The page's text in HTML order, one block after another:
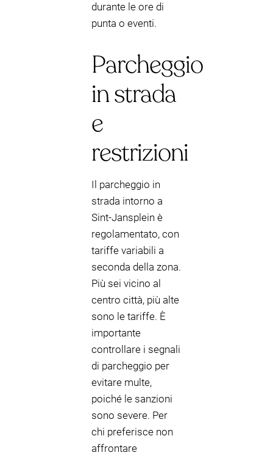
durante le ore di
punta o eventi.
Parcheggio
in strada
e
restrizioni
Il parcheggio in
strada intorno a
Sint-Jansplein è
regolamentato, con
tariffe variabili a
seconda della zona.
Più sei vicino al
centro città, più alte
sono le tariffe. È
importante
controllare i segnali
di parcheggio per
evitare multe,
poiché le sanzioni
sono severe. Per
chi preferisce non
affrontare